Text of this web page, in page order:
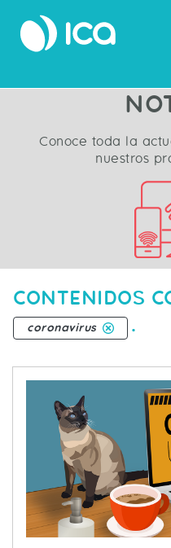
Conoce toda la
nuestros
CONTENIDOS
coronavirus .